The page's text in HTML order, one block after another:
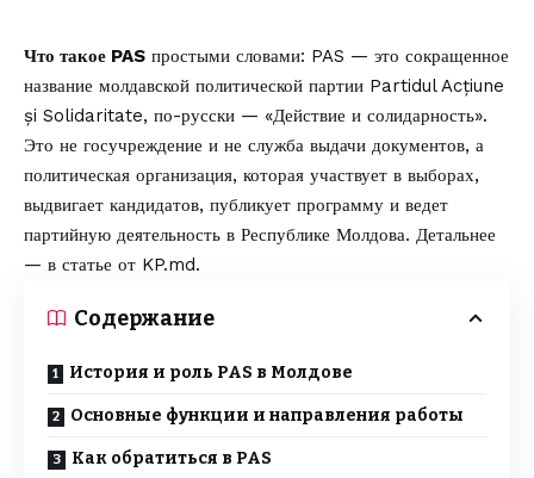
Что такое PAS простыми словами: PAS — это сокращенное
название молдавской политической партии Partidul Acțiune
și Solidaritate, по-русски — «Действие и солидарность».
Это не госучреждение и не служба выдачи документов, а
политическая организация, которая участвует в выборах,
выдвигает кандидатов, публикует программу и ведет
партийную деятельность в Республике Молдова. Детальнее
— в статье от KP.md.
Содержание
История и роль PAS в Молдове
Основные функции и направления работы
Как обратиться в PAS